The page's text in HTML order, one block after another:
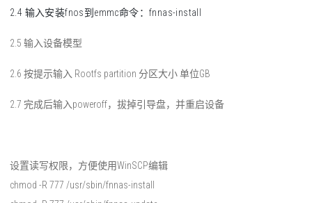
2.4 输入安装fnos到emmc命令：fnnas-install
2.5 输入设备模型
2.6 按提示输入 Rootfs partition 分区大小 单位GB
2.7 完成后输入poweroff，拔掉引导盘，并重启设备
设置读写权限，方便使用WinSCP编辑
chmod -R 777 /usr/sbin/fnnas-install